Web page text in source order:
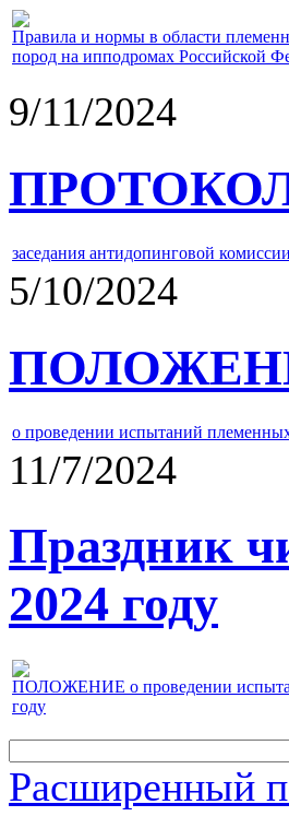
Правила и нормы в области
пород на ипподромах Российской
9/11/2024
заседания антидопинговой
5/10/2024
о проведении испытаний
11/7/2024
Праздник
2024 году
ПОЛОЖЕНИЕ о проведении
году
Расширенный